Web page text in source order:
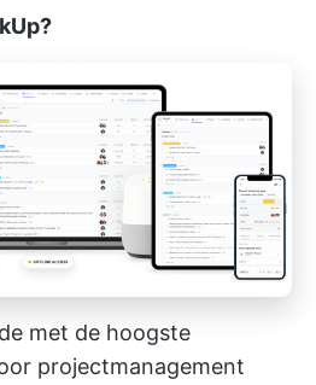
met de hoogste
projectmanagement